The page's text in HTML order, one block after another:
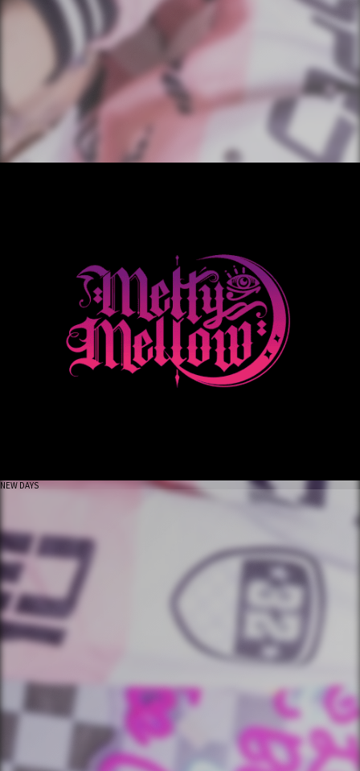
NEW DAYS